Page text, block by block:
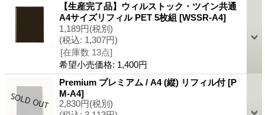
【生産完了品】ウィルストック・ツイン共通
A4サイズリフィル PET 5枚組 [WSSR-A4]
1,189円(税別)
(税込: 1,307円)
[在庫数 13点]
希望小売価格: 1,400円
Premium プレミアム / A4 (縦) リフィル付[P
M-A4]
2,830円(税別)